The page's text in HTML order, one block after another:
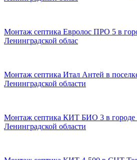
Монтаж септика Евролос ПРО 5 в
Ленинградской облас
Монтаж септика Итал Антей в
Ленинградской области
Монтаж септика КИТ БИО 3 в городе
Ленинградской области